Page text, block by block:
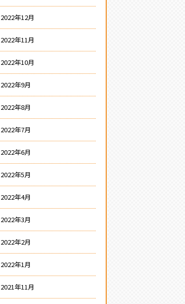
2022年12月
2022年11月
2022年10月
2022年9月
2022年8月
2022年7月
2022年6月
2022年5月
2022年4月
2022年3月
2022年2月
2022年1月
2021年11月